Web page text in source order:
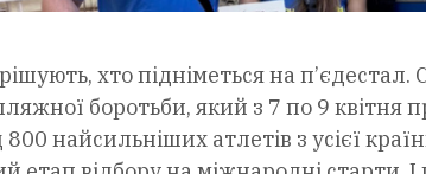
хто підніметься на п’єдестал.
боротьби, який з 7 по 9 квітня
найсильніших атлетів з усієї